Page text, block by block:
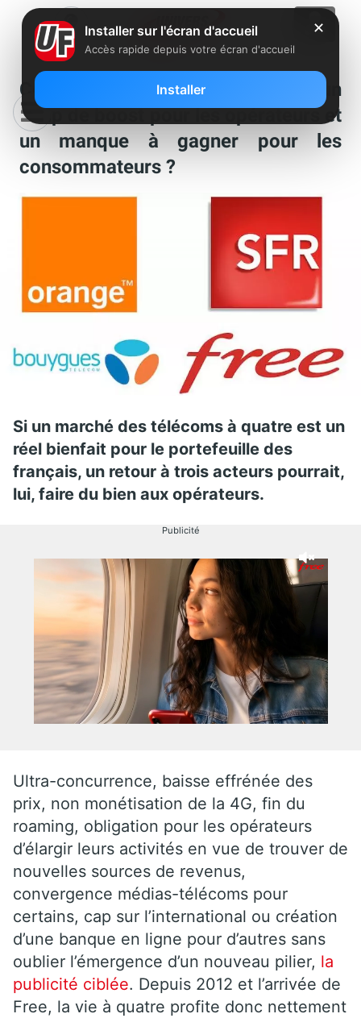
Consolidation des télécoms : un
coup de boost pour les opérateurs et
un manque à gagner pour les
consommateurs ?
Si un marché des télécoms à quatre est un
réel bienfait pour le portefeuille des
français, un retour à trois acteurs pourrait,
lui, faire du bien aux opérateurs.
Publicité
Ultra-concurrence, baisse effrénée des
prix, non monétisation de la 4G, fin du
roaming, obligation pour les opérateurs
d’élargir leurs activités en vue de trouver de
nouvelles sources de revenus,
convergence médias-télécoms pour
certains, cap sur l’international ou création
d’une banque en ligne pour d’autres sans
oublier l’émergence d’un nouveau pilier, la
publicité ciblée. Depuis 2012 et l’arrivée de
Free, la vie à quatre profite donc nettement
✕
Installer sur l'écran d'accueil
Accès rapide depuis votre écran d'accueil
Installer